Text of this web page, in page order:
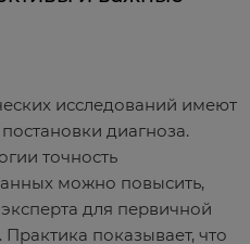
исследований имеют
диагноза.
точность
можно повысить,
для первичной
показывает, что